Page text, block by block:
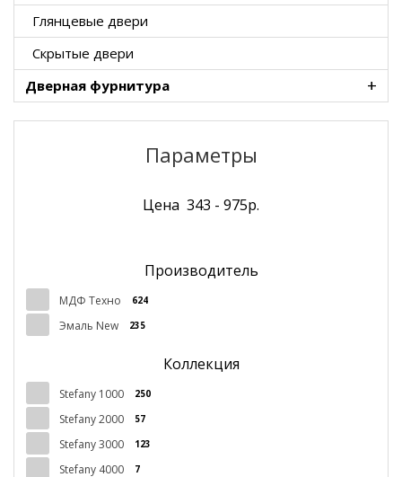
Глянцевые двери
Скрытые двери
Дверная фурнитура
+
Параметры
Цена 343 - 975р.
Производитель
МДФ Техно 624
Эмаль New 235
Коллекция
Stefany 1000 250
Stefany 2000 57
Stefany 3000 123
Stefany 4000 7